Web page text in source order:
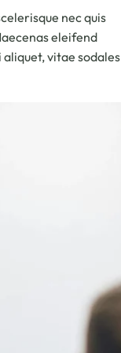
nec quis
eleifend
vitae sodales